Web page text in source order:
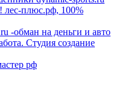
плюс.рф, 100%
-обман на деньги и авто
Студия создание
рф